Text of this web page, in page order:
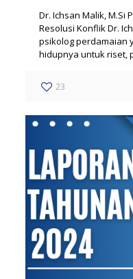
Dr. Ichsan Malik, M.Si
Resolusi Konflik Dr.
psikolog perdamaian
hidupnya untuk riset,
23